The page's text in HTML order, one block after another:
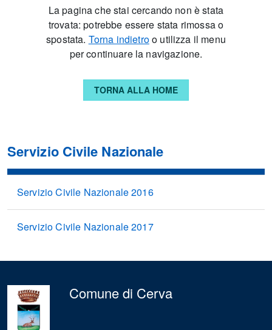
La pagina che stai cercando non è stata
trovata: potrebbe essere stata rimossa o
spostata. Torna indietroo utilizza il menu
per continuare la navigazione.
TORNA ALLA HOME
Servizio Civile Nazionale
Servizio Civile Nazionale 2016
Servizio Civile Nazionale 2017
Comune di Cerva